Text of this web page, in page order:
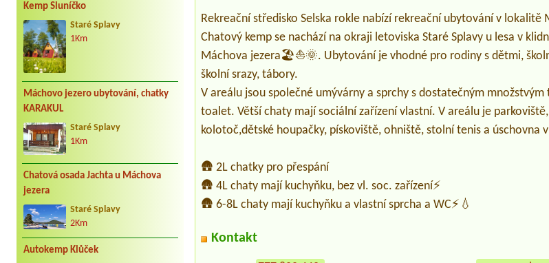
Kemp Sluníčko
Staré Splavy
1Km
Máchovo jezero ubytování, chatky
KARAKUL
Staré Splavy
1Km
Chatová osada Jachta u Máchova
jezera
Staré Splavy
2Km
Autokemp Klůček
Rekreační středisko Selska rokle nabízí rekreační ubytování v lokalitě
Chatový kemp se nachází na okraji letoviska Staré Splavy u lesa v
Máchova jezera🏖️⛵🌞. Ubytování je vhodné pro rodiny s dětmi,
školní srazy, tábory.
V areálu jsou společné umývárny a sprchy s dostatečným
toalet. Větší chaty mají sociální zařízení vlastní. V areálu je
kolotoč,dětské houpačky, pískoviště, ohniště, stolní tenis a úschovna
🛖 2L chatky pro přespání
🛖 4L chaty mají kuchyňku, bez vl. soc. zařízení⚡
🛖 6-8L chaty mají kuchyňku a vlastní sprcha a WC⚡💧
Kontakt